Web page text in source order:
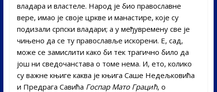
владара и властеле. Народ је био православне
вере, имао је своје цркве и манастире, које су
подизали српски владари; а у међувремену све је
чињено да се ту православље искорени. Е, сад,
може се замислити како би тек трагично било да
још ни сведочанстава о томе нема. И, ето, колико
су важне књиге каква је књига Саше Недељковића
и Предрага Савића Госпар Мато Грацић, о